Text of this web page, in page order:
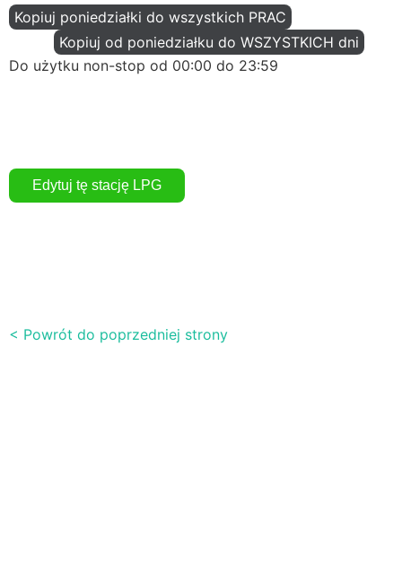
Kopiuj poniedziałki do wszystkich PRAC
Kopiuj od poniedziałku do WSZYSTKICH dni
Do użytku non-stop od 00:00 do 23:59
< Powrót do poprzedniej strony